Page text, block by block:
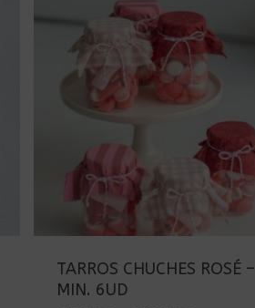
27,00€
hasta
108,00€
TARROS CHUCHES ROSÉ –
MIN. 6UD